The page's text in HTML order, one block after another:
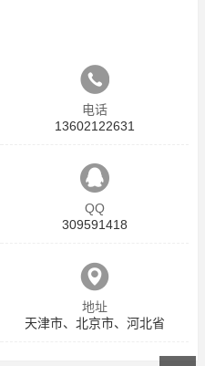
电话
13602122631
QQ
309591418
地址
天津市、北京市、河北省